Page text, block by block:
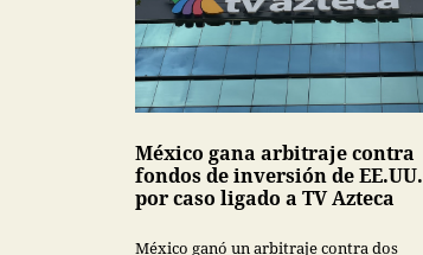
México gana arbitraje contra
fondos de inversión de EE.UU.
por caso ligado a TV Azteca
México ganó un arbitraje contra dos